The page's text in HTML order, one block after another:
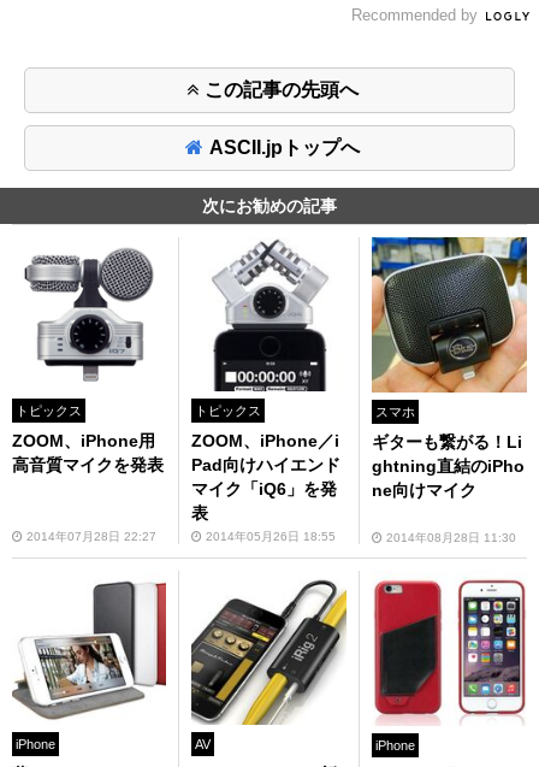
Recommended by
この記事の先頭へ
ASCII.jpトップへ
次にお勧めの記事
トピックス
ZOOM、iPhone用
高音質マイクを発表
2014年07月28日 22:27
トピックス
ZOOM、iPhone／i
Pad向けハイエンド
マイク「iQ6」を発
表
2014年05月26日 18:55
スマホ
ギターも繋がる！Li
ghtning直結のiPho
ne向けマイク
2014年08月28日 11:30
iPhone AV iPhone